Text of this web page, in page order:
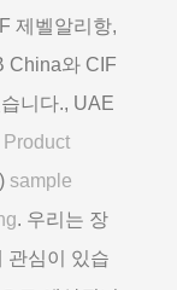
제벨알리항,
China와 CIF
니다., UAE
Product
sample
. 우리는 장
관심이 있습